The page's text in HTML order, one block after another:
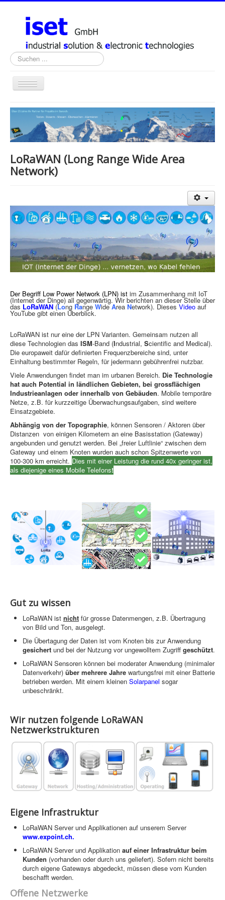
Suchen
...
Home
Dienstleistungen
Projekte
IoT (Internet of Things)
Kurioses aus der Welt der Technik
LoRaWAN (Long Range Wide Area
Network)
Der Begriff Low Power Network (LPN) ist im Zusammenhang mit IoT
(Internet der Dinge) all gegenwärtig. Wir berichten an dieser Stelle über
das LoRaWAN (Long Range WideArea Network). Dieses Video auf
YouTube gibt einen Überblick.
LoRaWAN ist nur eine der LPN Varianten. Gemeinsam nutzen all
diese Technologien das ISM-Band (Industrial, Scientific and Medical).
Die europaweit dafür definierten Frequenzbereiche sind, unter
Einhaltung bestimmter Regeln, für jedermann gebührenfrei nutzbar.
Viele Anwendungen findet man im urbanen Bereich. Die Technologie
hat auch Potential in ländlichen Gebieten, bei grossflächigen
Industrieanlagen oder innerhalb von Gebäuden. Mobile temporäre
Netze, z.B. für kurzzeitige Überwachungsaufgaben, sind weitere
Einsatzgebiete.
Abhängig von der Topographie, können Sensoren / Aktoren über
Distanzen von einigen Kilometern an eine Basisstation (Gateway)
angebunden und genutzt werden. Bei „freier Luftlinie“ zwischen dem
Gateway und einem Knoten wurden auch schon Spitzenwerte von
100-300 km erreicht. Dies mit einer Leistung die rund 40x geringer ist,
als diejenige eines Mobile Telefons!
Gut zu wissen
LoRaWAN ist nicht für grosse Datenmengen, z.B. Übertragung
von Bild und Ton, ausgelegt.
Die Übertagung der Daten ist vom Knoten bis zur Anwendung
gesichert und bei der Nutzung vor ungewolltem Zugriff geschützt.
LoRaWAN Sensoren können bei moderater Anwendung (minimaler
Datenverkehr) über mehrere Jahre wartungsfrei mit einer Batterie
betrieben werden. Mit einem kleinen Solarpanel sogar
unbeschränkt.
Wir nutzen folgende LoRaWAN
Netzwerkstrukturen
Eigene Infrastruktur
LoRaWAN Server und Applikationen auf unserem Server
www.expoint.ch.
LoRaWAN Server und Applikation auf einer Infrastruktur beim
Kunden (vorhanden oder durch uns geliefert). Sofern nicht bereits
durch eigene Gateways abgedeckt, müssen diese vom Kunden
beschafft werden.
Offene Netzwerke